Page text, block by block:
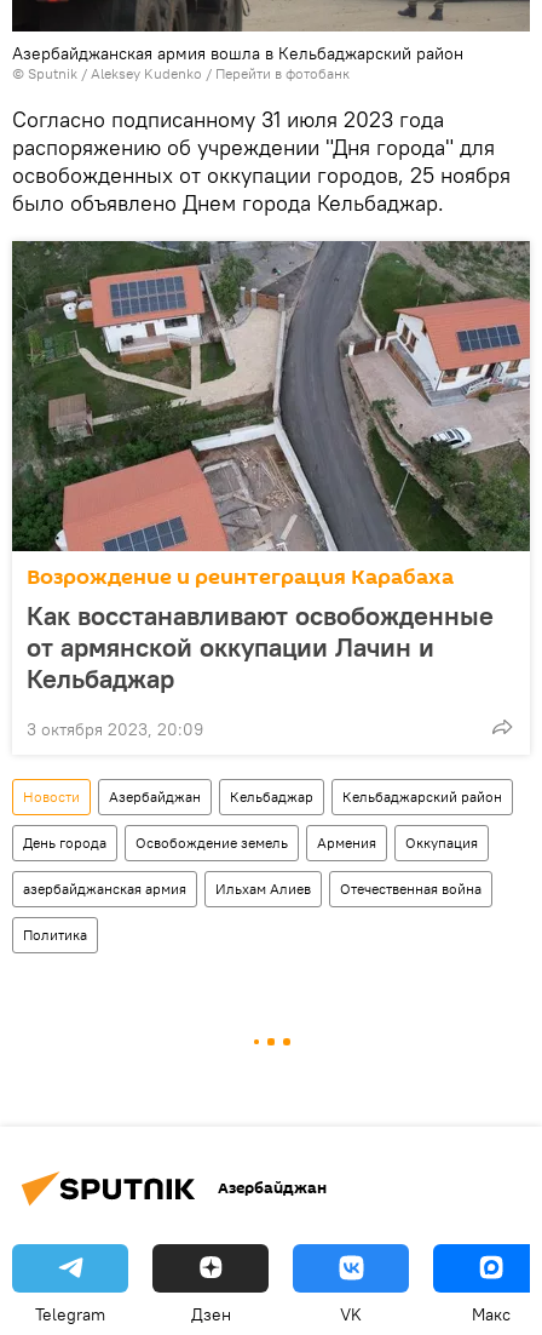
Азербайджанская армия вошла в Кельбаджарский район
© Sputnik / Aleksey Kudenko / Перейти в фотобанк
Согласно подписанному 31 июля 2023 года
распоряжению об учреждении "Дня города" для
освобожденных от оккупации городов, 25 ноября
было объявлено Днем города Кельбаджар.
Возрождение и реинтеграция Карабаха
Как восстанавливают освобожденные
от армянской оккупации Лачин и
Кельбаджар
3 октября 2023, 20:09
Новости Азербайджан Кельбаджар Кельбаджарский район
День города Освобождение земель Армения Оккупация
азербайджанская армия Ильхам Алиев Отечественная война
Политика
Азербайджан
Telegram Дзен VK Макс